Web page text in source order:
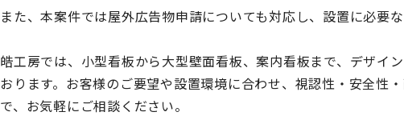
また、本案件では屋外広告物申請についても対応し、設置に必要
皓工房では、小型看板から大型壁面看板、案内看板まで、デザイ
おります。お客様のご要望や設置環境に合わせ、視認性・安全性
で、お気軽にご相談ください。